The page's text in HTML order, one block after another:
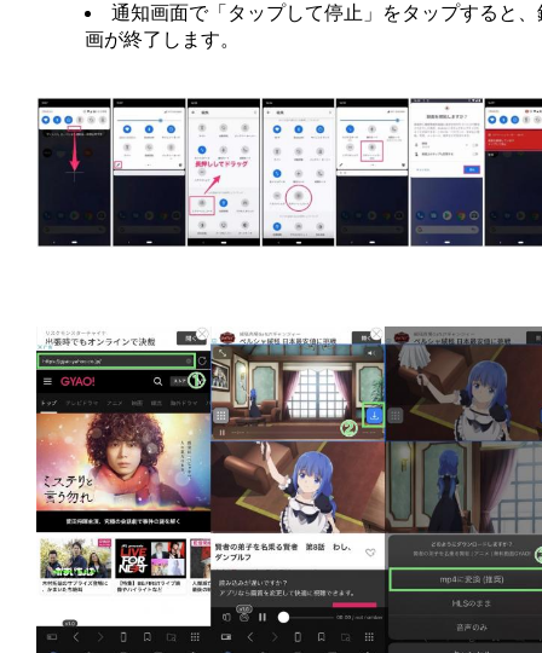
通知画面で「タップして停止」をタップすると、
画が終了します。